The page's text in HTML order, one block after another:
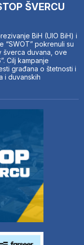
ŠVERCU
BiH (UIO BiH) i
“SWOT” pokrenuli su
šverca duvana, ove
Cilj kampanje
građana o štetnosti i
i duvanskih